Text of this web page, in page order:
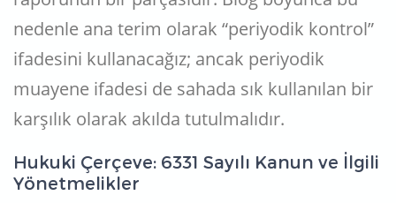
nedenle ana terim olarak “periyodik kontrol”
ifadesini kullanacağız; ancak periyodik
muayene ifadesi de sahada sık kullanılan bir
karşılık olarak akılda tutulmalıdır.
Hukuki Çerçeve: 6331 Sayılı Kanun ve İlgili
Yönetmelikler